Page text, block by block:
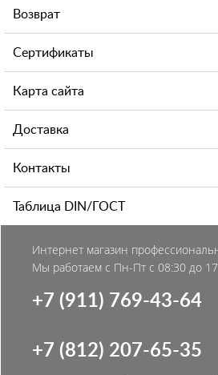
Возврат
Сертификаты
Карта сайта
Доставка
Контакты
Таблица DIN/ГОСТ
Интернет магазин
Мы работаем с Пн-Пт с 08:30 до
+7 (911) 769-43-64
+7 (812) 207-65-35